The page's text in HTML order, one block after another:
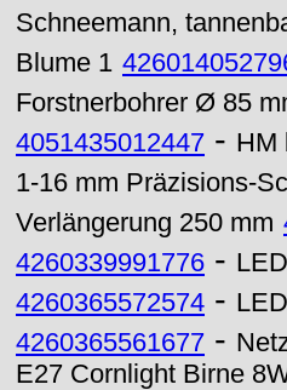
Schneemann,
Blume 1
Forstnerbohrer Ø 85
4051435012447 - HM
1-16 mm Präzisions-
Verlängerung 250 mm
4260339991776 -
4260365572574 -
4260365561677 -
E27 Cornlight Birne